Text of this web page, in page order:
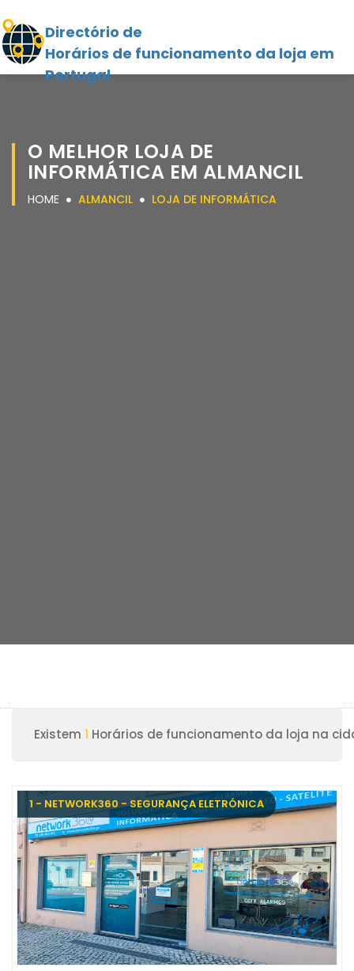
Directório de
Horários de funcionamento da loja em
Portugal
O MELHOR LOJA DE
INFORMÁTICA EM ALMANCIL
HOME ALMANCIL LOJA DE INFORMÁTICA
Existem 1 Horários de funcionamento da loja na
1 - NETWORK360 - SEGURANÇA ELETRÓNICA